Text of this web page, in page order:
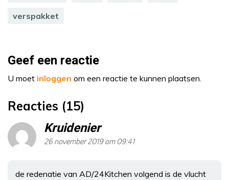
verspakket
Geef een reactie
U moet inloggen om een reactie te kunnen plaatsen.
Reacties (15)
Kruidenier
26 november 2019 om 09:41
de redenatie van AD/24Kitchen volgend is de vlucht